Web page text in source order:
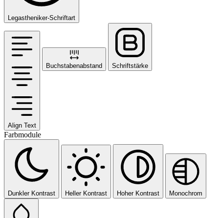
Legastheniker-Schriftart
Align Text
Buchstabenabstand Schriftstärke
Farbmodule
Dunkler Kontrast Heller Kontrast Hoher Kontrast Monochrom